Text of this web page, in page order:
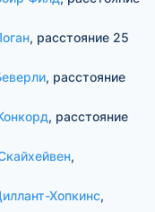
, расстояние 25
, расстояние
, расстояние
,
Хопкинс,